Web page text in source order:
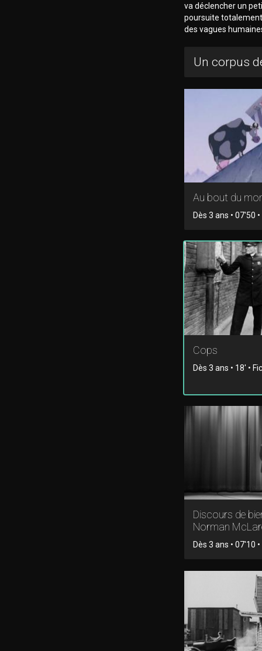
va déclencher un
poursuite
des vagues
Un corpus
Au bout du
Dès 3 ans • 07'50
Cops
Dès 3 ans • 18' •
Discours de
Norman
Dès 3 ans • 07'10